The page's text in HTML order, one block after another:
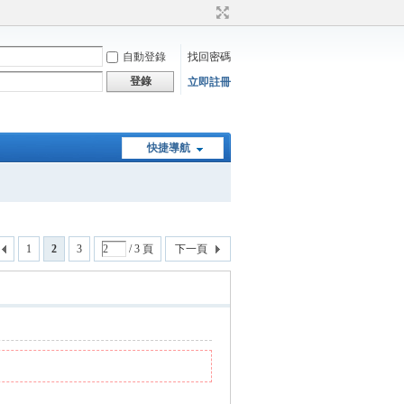
自動登錄
找回密碼
登錄
立即註冊
快捷導航
1 2 3 / 3 頁 下一頁